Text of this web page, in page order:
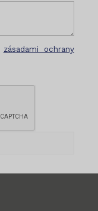
zásadami ochrany